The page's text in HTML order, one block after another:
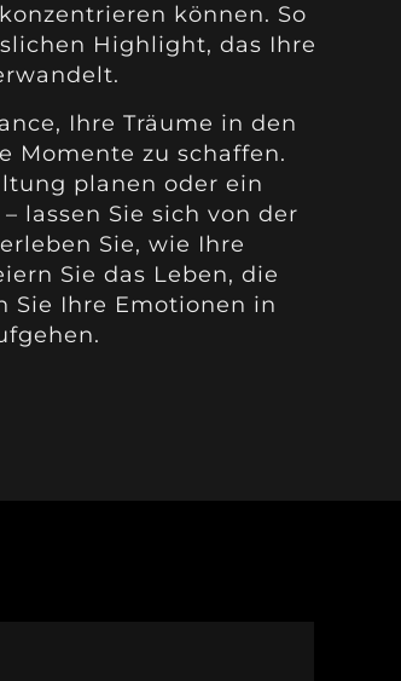
können. So
Highlight, das Ihre
Ihre Träume in den
Momente zu schaffen.
planen oder ein
lassen Sie sich von der
Sie, wie Ihre
Sie das Leben, die
Sie Ihre Emotionen in